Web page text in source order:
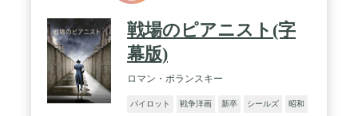
戦場のピアニスト(字
幕版)
ロマン・ポランスキー
パイロット 戦争洋画 新卒 シールズ 昭和